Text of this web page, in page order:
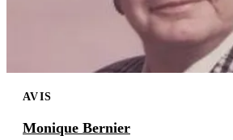
AVIS
Monique Bernier